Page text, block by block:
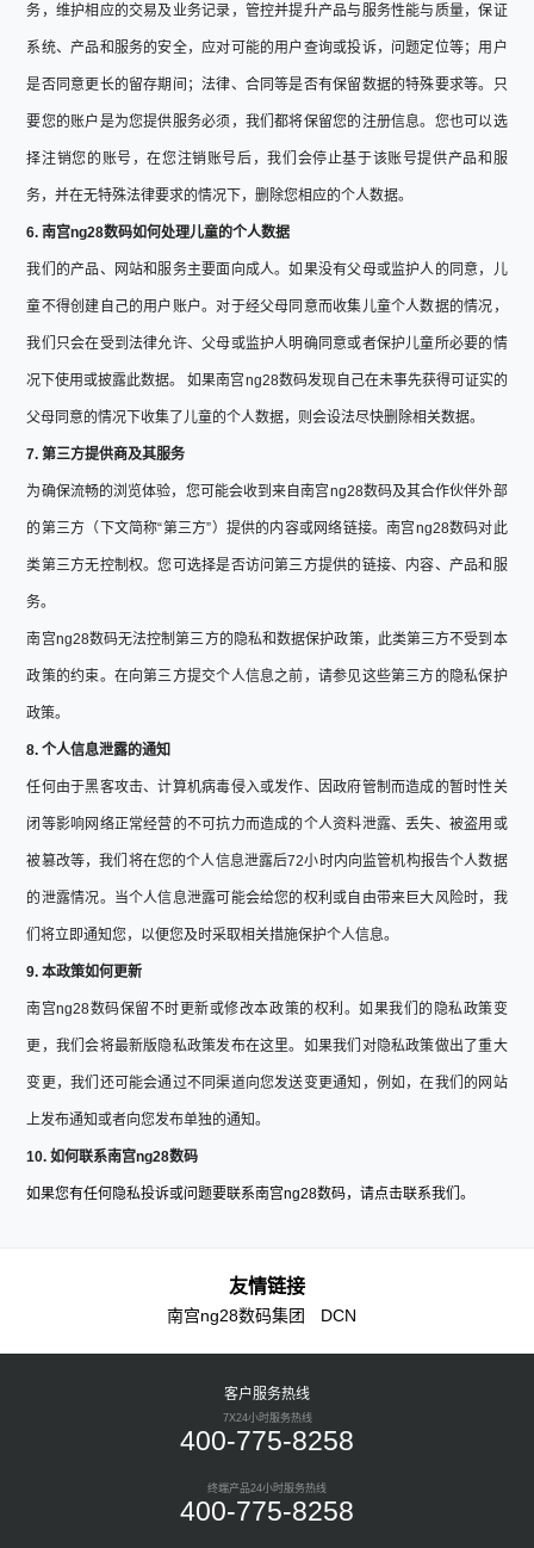
务，维护相应的交易及业务记录，管控并提升产品与服务性能与质量，保证
系统、产品和服务的安全，应对可能的用户查询或投诉，问题定位等；用户
是否同意更长的留存期间；法律、合同等是否有保留数据的特殊要求等。只
要您的账户是为您提供服务必须，我们都将保留您的注册信息。您也可以选
择注销您的账号，在您注销账号后，我们会停止基于该账号提供产品和服
务，并在无特殊法律要求的情况下，删除您相应的个人数据。
6. 南宫ng28数码如何处理儿童的个人数据
我们的产品、网站和服务主要面向成人。如果没有父母或监护人的同意，儿
童不得创建自己的用户账户。对于经父母同意而收集儿童个人数据的情况，
我们只会在受到法律允许、父母或监护人明确同意或者保护儿童所必要的情
况下使用或披露此数据。 如果南宫ng28数码发现自己在未事先获得可证实的
父母同意的情况下收集了儿童的个人数据，则会设法尽快删除相关数据。
7. 第三方提供商及其服务
为确保流畅的浏览体验，您可能会收到来自南宫ng28数码及其合作伙伴外部
的第三方（下文简称“第三方”）提供的内容或网络链接。南宫ng28数码对此
类第三方无控制权。您可选择是否访问第三方提供的链接、内容、产品和服
务。
南宫ng28数码无法控制第三方的隐私和数据保护政策，此类第三方不受到本
政策的约束。在向第三方提交个人信息之前，请参见这些第三方的隐私保护
政策。
8. 个人信息泄露的通知
任何由于黑客攻击、计算机病毒侵入或发作、因政府管制而造成的暂时性关
闭等影响网络正常经营的不可抗力而造成的个人资料泄露、丢失、被盗用或
被篡改等，我们将在您的个人信息泄露后72小时内向监管机构报告个人数据
的泄露情况。当个人信息泄露可能会给您的权利或自由带来巨大风险时，我
们将立即通知您，以便您及时采取相关措施保护个人信息。
9. 本政策如何更新
南宫ng28数码保留不时更新或修改本政策的权利。如果我们的隐私政策变
更，我们会将最新版隐私政策发布在这里。如果我们对隐私政策做出了重大
变更，我们还可能会通过不同渠道向您发送变更通知，例如，在我们的网站
上发布通知或者向您发布单独的通知。
10. 如何联系南宫ng28数码
如果您有任何隐私投诉或问题要联系南宫ng28数码，请点击联系我们。
友情链接
南宫ng28数码集团 DCN
客户服务热线
7X24小时服务热线
400-775-8258
终端产品24小时服务热线
400-775-8258